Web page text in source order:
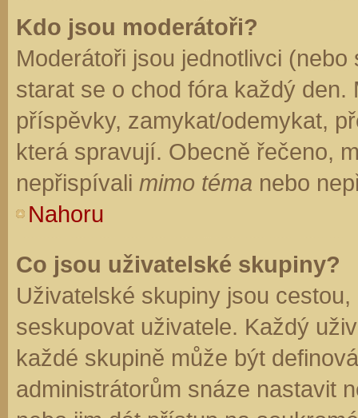
Kdo jsou moderátoři?
Moderátoři jsou jednotlivci
starat se o chod fóra každý
příspěvky, zamykat/odemykat,
která spravují. Obecně řečeno,
nepřispívali mimo téma nebo
Nahoru
Co jsou uživatelské skupiny?
Uživatelské skupiny jsou
seskupovat uživatele. Každý
každé skupině může být
administrátorům snáze nastavit